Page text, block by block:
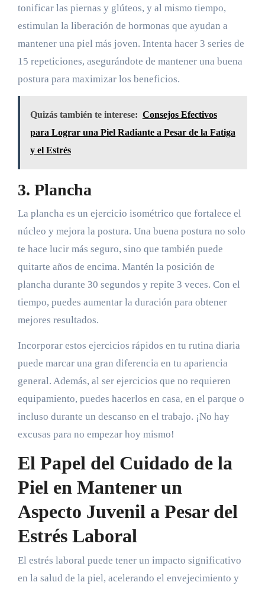
tonificar las piernas y glúteos, y al mismo tiempo,
estimulan la liberación de hormonas que ayudan a
mantener una piel más joven. Intenta hacer 3 series de
15 repeticiones, asegurándote de mantener una buena
postura para maximizar los beneficios.
Quizás también te interese: Consejos Efectivos
para Lograr una Piel Radiante a Pesar de la Fatiga
y el Estrés
3. Plancha
La plancha es un ejercicio isométrico que fortalece el
núcleo y mejora la postura. Una buena postura no solo
te hace lucir más seguro, sino que también puede
quitarte años de encima. Mantén la posición de
plancha durante 30 segundos y repite 3 veces. Con el
tiempo, puedes aumentar la duración para obtener
mejores resultados.
Incorporar estos ejercicios rápidos en tu rutina diaria
puede marcar una gran diferencia en tu apariencia
general. Además, al ser ejercicios que no requieren
equipamiento, puedes hacerlos en casa, en el parque o
incluso durante un descanso en el trabajo. ¡No hay
excusas para no empezar hoy mismo!
El Papel del Cuidado de la
Piel en Mantener un
Aspecto Juvenil a Pesar del
Estrés Laboral
El estrés laboral puede tener un impacto significativo
en la salud de la piel, acelerando el envejecimiento y